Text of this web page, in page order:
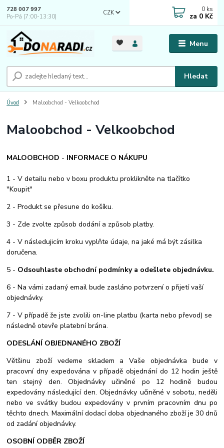
Menu
CZK
Hledat
728 007 997
Po-Pá |7:00-13:30|
0 ks
za 0 Kč
Úvod Maloobchod - Velkoobchod
Maloobchod - Velkoobchod
MALOOBCHOD - INFORMACE O NÁKUPU
1 - V detailu nebo v boxu produktu proklikněte na tlačítko
"Koupit"
2 - Produkt se přesune do košíku.
3 - Zde zvolte způsob dodání a způsob platby.
4 - V následujicím kroku vyplňte údaje, na jaké má být zásilka
doručena.
5 - Odsouhlaste obchodní podmínky a odešlete objednávku.
6 - Na vámi zadaný email bude zasláno potvrzení o přijetí vaší
objednávky.
7 - V případě že jste zvolili on-line platbu (karta nebo převod) se
následně otevře platební brána.
ODESLÁNÍ OBJEDNANÉHO ZBOŽÍ
Většinu zboží vedeme skladem a Vaše objednávka bude v
pracovní dny expedována v případě objednání do 12 hodin ještě
ten stejný den. Objednávky učiněné po 12 hodině budou
expedovány následující den. Objednávky učiněné v sobotu, neděli
nebo ve svátky budou expedovány v prvním pracovním dnu po
těchto dnech. Maximální dodací doba objednaného zboží je 30 dnů
od zadání objednávky.
OSOBNÍ ODBĚR ZBOŽÍ